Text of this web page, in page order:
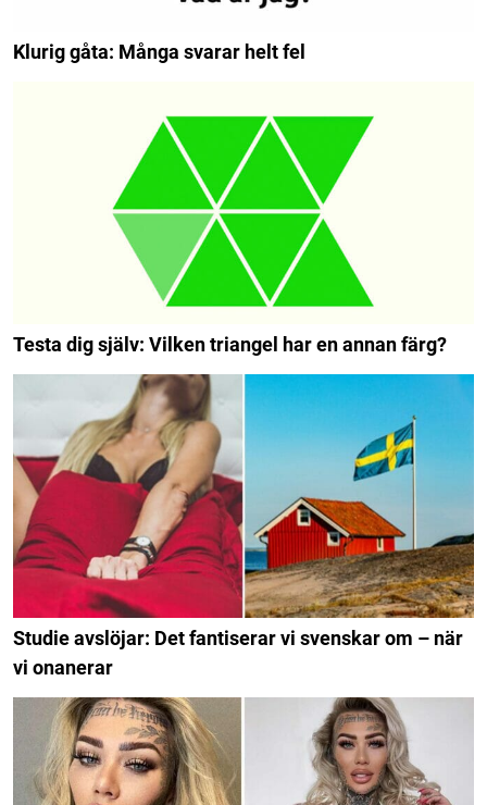
Klurig gåta: Många svarar helt fel
Testa dig själv: Vilken triangel har en annan färg?
Studie avslöjar: Det fantiserar vi svenskar om – när
vi onanerar